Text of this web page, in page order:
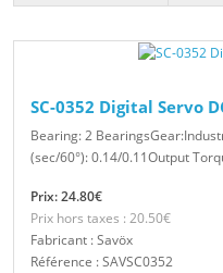
SC-0352 Digital Servo
Bearing: 2
(sec/60°): 0.14/0.11Output
Prix: 24.80€
Prix hors taxes : 20.50€
Fabricant : Savöx
Référence : SAVSC0352